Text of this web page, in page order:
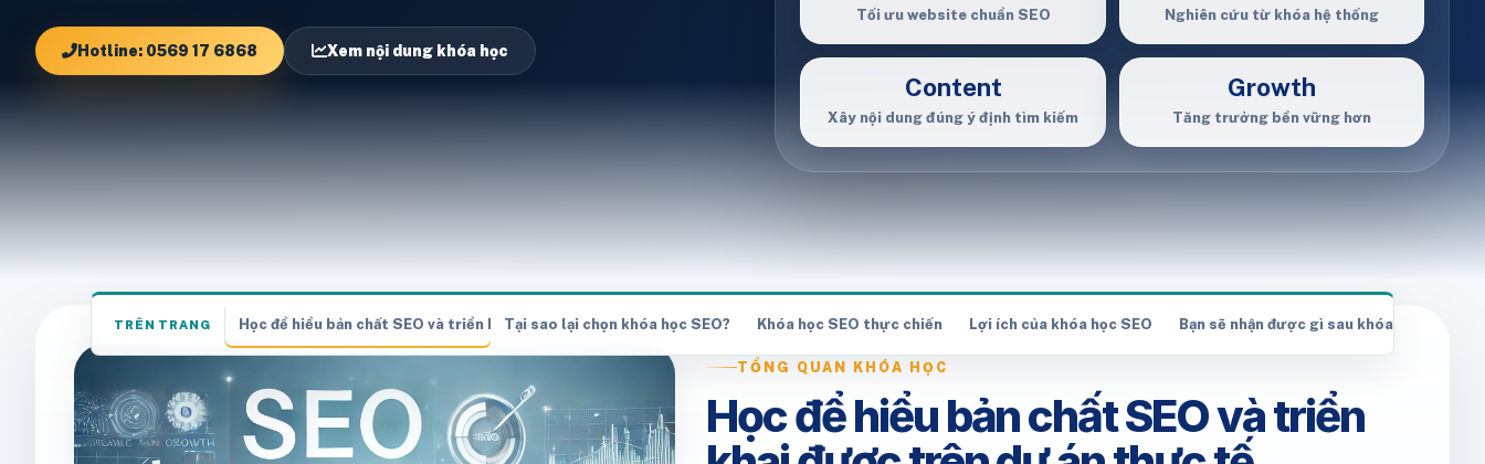
Hotline: 0569 17 6868 Xem nội dung khóa học
Tối ưu website chuẩn SEO Nghiên cứu từ khóa hệ thống
Content
Xây nội dung đúng ý định tìm kiếm
Growth
Tăng trưởng bền vững hơn
TRÊN TRANG Học để hiểu bản chất SEO và triển khai được trên dự án thực tế
Tại sao lại chọn khóa học SEO? Khóa học SEO thực chiến Lợi ích của khóa học SEO Bạn sẽ nhận được gì sau khóa học SEO?
TỔNG QUAN KHÓA HỌC
Học để hiểu bản chất SEO và triển